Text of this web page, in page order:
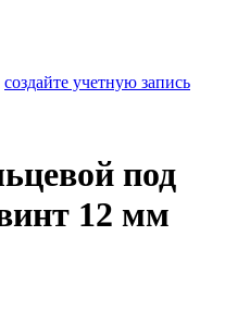
создайте учетную запись
под
12 мм